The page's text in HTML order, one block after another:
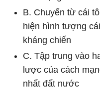
B. Chuyển từ cái
hiện hình tượng
kháng chiến
C. Tập trung vào
lược của cách
nhất đất nước